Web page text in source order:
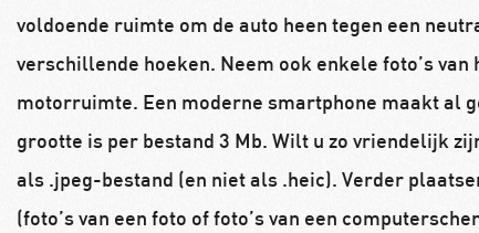
voldoende ruimte om de auto heen tegen een
verschillende hoeken. Neem ook enkele foto’s van
motorruimte. Een moderne smartphone maakt al
grootte is per bestand 3 Mb. Wilt u zo vriendelijk
als .jpeg-bestand (en niet als .heic). Verder
(foto’s van een foto of foto’s van een